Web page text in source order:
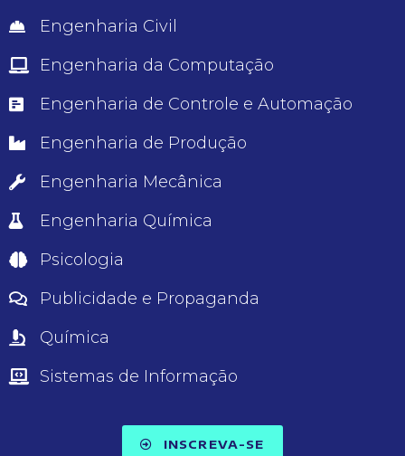
Engenharia Civil
Engenharia da Computação
Engenharia de Controle e Automação
Engenharia de Produção
Engenharia Mecânica
Engenharia Química
Psicologia
Publicidade e Propaganda
Química
Sistemas de Informação
INSCREVA-SE